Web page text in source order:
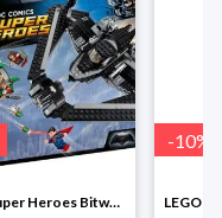
LEGO Super Heroes Bitwa powietrzna w super cenie
10%